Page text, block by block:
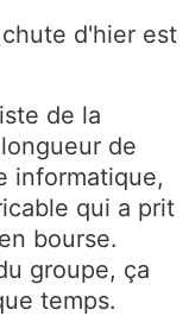
d'hier est
de la
de
informatique,
qui a prit
bourse.
groupe, ça
temps.